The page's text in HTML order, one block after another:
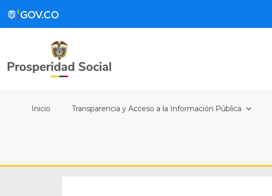
Inicio Transparencia y Acceso a la Información Pública